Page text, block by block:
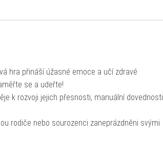
hra přináší úžasné emoce a učí zdravé
se a udeřte!
k rozvoji jejich přesnosti, manuální dovednosti
rodiče nebo sourozenci zaneprázdněni svými